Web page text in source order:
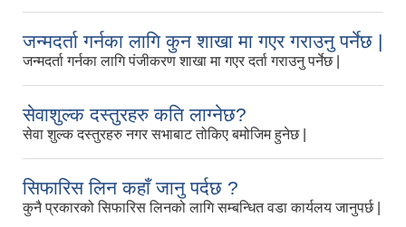
जन्मदर्ता गर्नका लागि कुन शाखा मा गएर गराउनु पर्नेछ |
जन्मदर्ता गर्नका लागि पंजीकरण शाखा मा गएर दर्ता गराउनु पर्नेछ |
सेवाशुल्क दस्तुरहरु कति लाग्नेछ?
सेवा शुल्क दस्तुरहरु नगर सभाबाट तोकिए बमोजिम हुनेछ |
सिफारिस लिन कहाँ जानु पर्दछ ?
कुनै प्रकारको सिफारिस लिनको लागि सम्बन्धित वडा कार्यलय जानुपर्छ |